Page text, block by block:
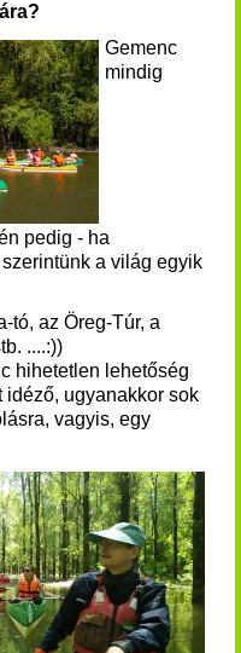
Gemenc
mindig
pedig - ha
a világ egyik
tó, az Öreg-Túr, a
....:))
hihetetlen lehetőség
idéző, ugyanakkor sok
vagyis, egy